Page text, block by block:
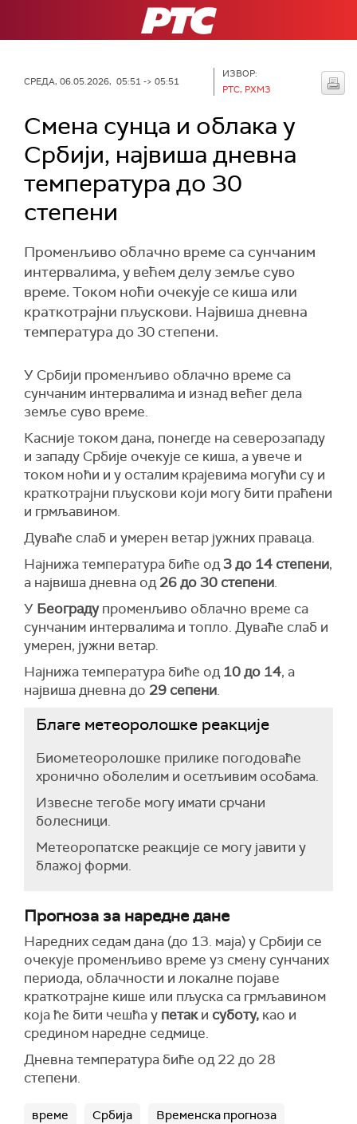
РТС
СРЕДА, 06.05.2026, 05:51 -> 05:51
ИЗВОР:
РТС, РХМЗ
Смена сунца и облака у
Србији, највиша дневна
температура до 30
степени
Променљиво облачно време са сунчаним
интервалима, у већем делу земље суво
време. Током ноћи очекује се киша или
краткотрајни пљускови. Највиша дневна
температура до 30 степени.
У Србији променљиво облачно време са
сунчаним интервалима и изнад већег дела
земље суво време.
Касније током дана, понегде на северозападу
и западу Србије очекује се киша, а увече и
током ноћи и у осталим крајевима могући су и
краткотрајни пљускови који могу бити праћени
и грмљавином.
Дуваће слаб и умерен ветар јужних праваца.
Најнижа температура биће од3 до 14 степени,
а највиша дневна од26 до 30 степени.
У Београдупроменљиво облачно време са
сунчаним интервалима и топло. Дуваће слаб и
умерен, јужни ветар.
Најнижа температура биће од10 до 14, а
највиша дневна до 29 сепени.
Благе метеоролошке реакције
Биометеоролошке прилике погодоваће
хронично оболелим и осетљивим особама.
Извесне тегобе могу имати срчани
болесници.
Метеоропатске реакције се могу јавити у
блажој форми.
Прогноза за наредне дане
Наредних седам дана (до 13. маја) у Србији се
очекује променљиво време уз смену сунчаних
периода, облачности и локалне појаве
краткотрајне кише или пљуска са грмљавином
која ће бити чешћа у петаки суботу, као и
средином наредне седмице.
Дневна температура биће од 22 до 28
степени.
време Србија Временска прогноза